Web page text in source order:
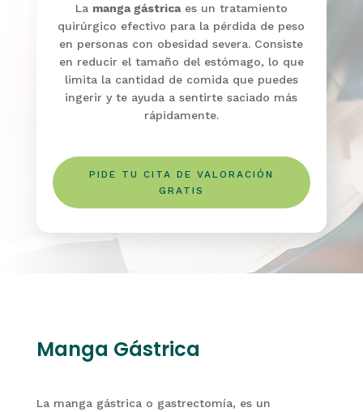
La manga gástricaes un tratamiento
quirúrgico efectivo para la pérdida de peso
en personas con obesidad severa. Consiste
en reducir el tamaño del estómago, lo que
limita la cantidad de comida que puedes
ingerir y te ayuda a sentirte saciado más
rápidamente.
PIDE TU CITA DE VALORACIÓN
GRATIS
Manga Gástrica
La manga gástrica o gastrectomía, es un